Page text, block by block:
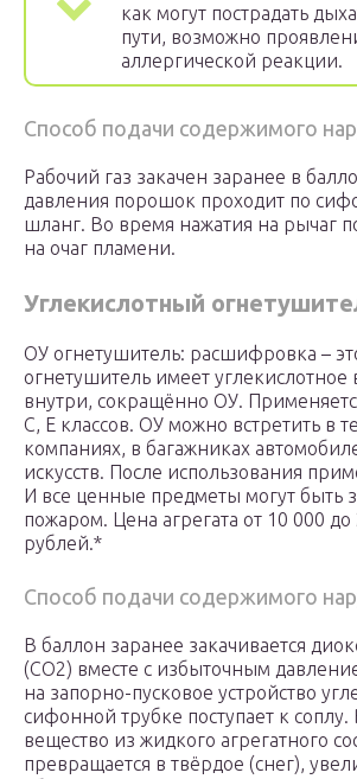
как могут пострадать
пути, возможно
аллергической реакции.
Способ подачи содержимого
Рабочий газ закачен заранее в
давления порошок проходит по
шланг. Во время нажатия на рычаг
на очаг пламени.
Углекислотный
ОУ огнетушитель: расшифровка –
огнетушитель имеет углекислотное
внутри, сокращённо ОУ.
С, Е классов. ОУ можно встретить в
компаниях, в багажниках
искусств. После использования
И все ценные предметы могут быть
пожаром. Цена агрегата от 10 000 до
рублей.*
Способ подачи содержимого
В баллон заранее закачивается
(СО2) вместе с избыточным
на запорно-пусковое устройство
сифонной трубке поступает к соплу.
вещество из жидкого агрегатного
превращается в твёрдое (снег),